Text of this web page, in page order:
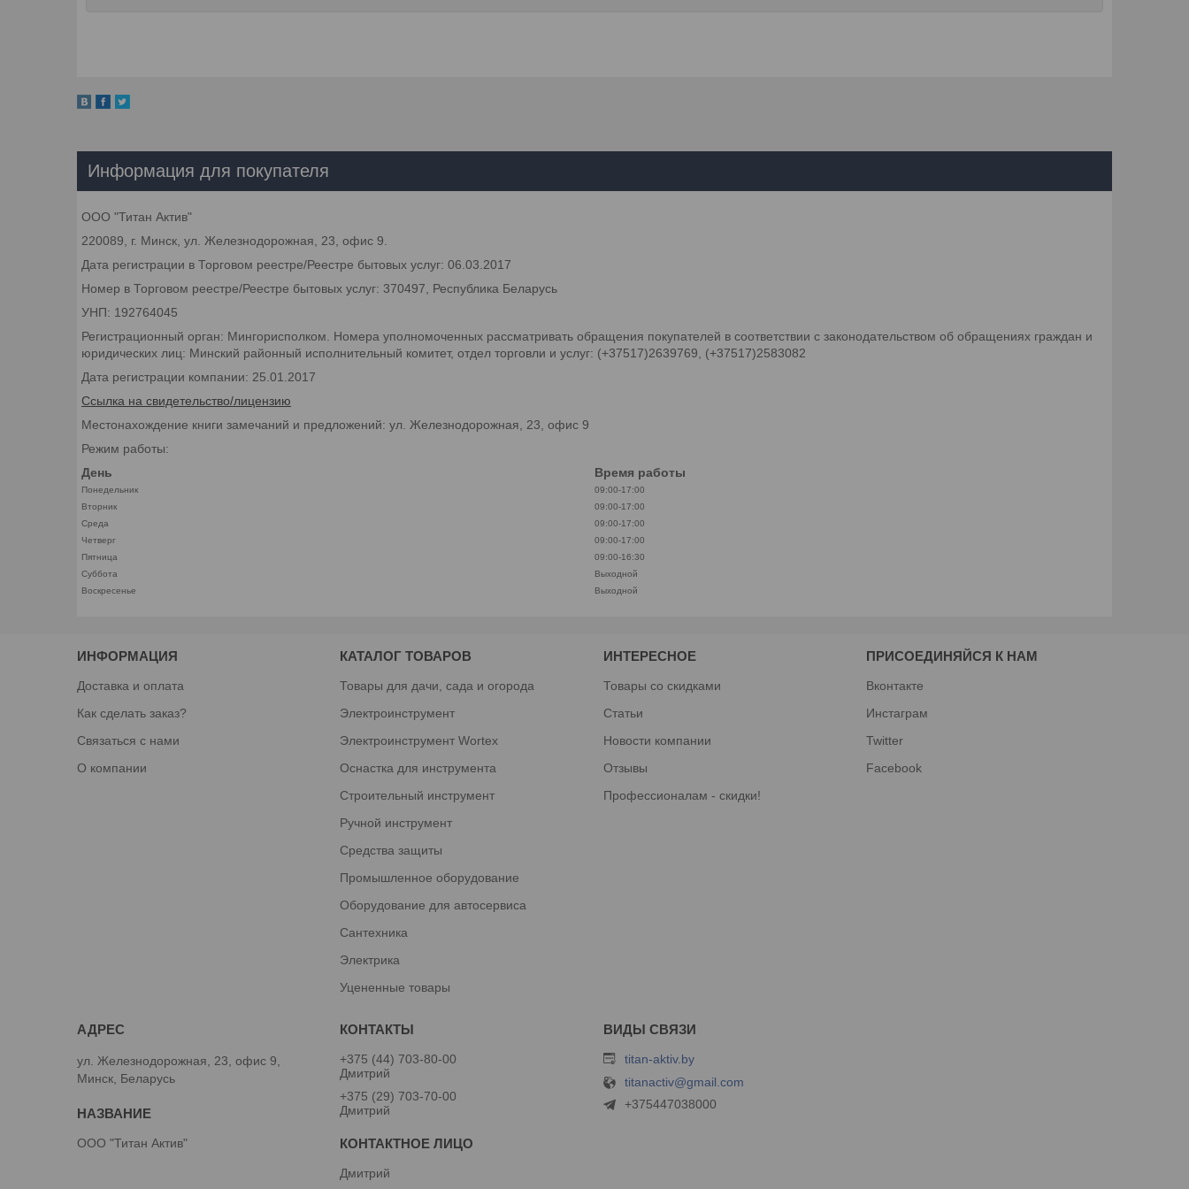
Информация для покупателя
ООО "Титан Актив"
220089, г. Минск, ул. Железнодорожная, 23, офис 9.
Дата регистрации в Торговом реестре/Реестре бытовых услуг: 06.03.2017
Номер в Торговом реестре/Реестре бытовых услуг: 370497, Республика Беларусь
УНП: 192764045
Регистрационный орган: Мингорисполком. Номера уполномоченных рассматривать обращения покупателей в соответствии с законодательством об обращениях граждан и
юридических лиц: Минский районный исполнительный комитет, отдел торговли и услуг: (+37517)2639769, (+37517)2583082
Дата регистрации компании: 25.01.2017
Ссылка на свидетельство/лицензию
Местонахождение книги замечаний и предложений: ул. Железнодорожная, 23, офис 9
Режим работы:
День
Время работы
Понедельник
09:00-17:00
Вторник
09:00-17:00
Среда
09:00-17:00
Четверг
09:00-17:00
Пятница
09:00-16:30
Суббота
Выходной
Воскресенье
Выходной
ИНФОРМАЦИЯ
Доставка и оплата
Как сделать заказ?
Связаться с нами
О компании
КАТАЛОГ ТОВАРОВ
Товары для дачи, сада и огорода
Электроинструмент
Электроинструмент Wortex
Оснастка для инструмента
Строительный инструмент
Ручной инструмент
Средства защиты
Промышленное оборудование
Оборудование для автосервиса
Сантехника
Электрика
Уцененные товары
ИНТЕРЕСНОЕ
Товары со скидками
Статьи
Новости компании
Отзывы
Профессионалам - скидки!
ПРИСОЕДИНЯЙСЯ К НАМ
Вконтакте
Инстаграм
Twitter
Facebook
ул. Железнодорожная, 23, офис 9,
Минск, Беларусь
ООО "Титан Актив"
+375 (44) 703-80-00
Дмитрий
+375 (29) 703-70-00
Дмитрий
Дмитрий
titan-aktiv.by
titanactiv@gmail.com
+375447038000